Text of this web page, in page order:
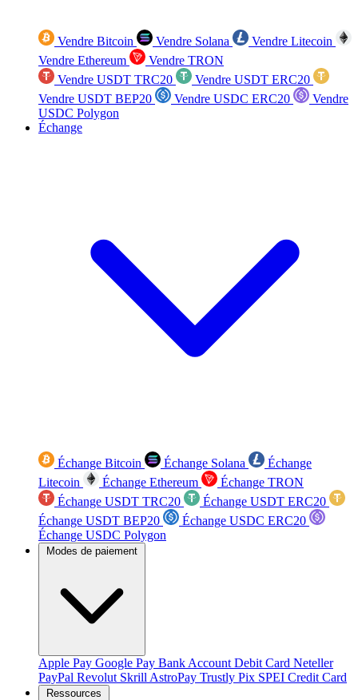
Vendre Bitcoin Vendre Solana
Vendre Litecoin
Vendre Ethereum
Vendre TRON
Vendre USDT TRC20
Vendre USDT ERC20
Vendre USDT BEP20
Vendre USDC ERC20
Vendre
USDC Polygon
Échange
Échange Bitcoin Échange Solana
Échange
Litecoin
Échange Ethereum
Échange TRON
Échange USDT TRC20
Échange USDT ERC20
Échange USDT BEP20
Échange USDC ERC20
Échange USDC Polygon
Modes de paiement
Apple Pay Google Pay Bank Account Debit Card Neteller
PayPal Revolut Skrill AstroPay Trustly Pix SPEI Credit Card
Ressources